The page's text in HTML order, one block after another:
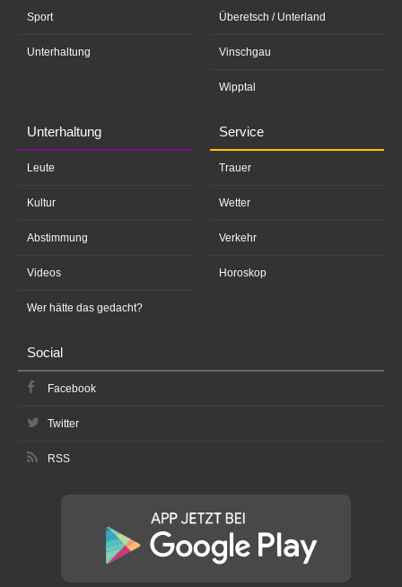
Sport
Unterhaltung
Überetsch / Unterland
Vinschgau
Wipptal
Unterhaltung
Leute
Kultur
Abstimmung
Videos
Wer hätte das gedacht?
Service
Trauer
Wetter
Verkehr
Horoskop
Social
Facebook
Twitter
RSS